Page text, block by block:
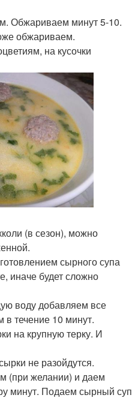
Обжариваем минут 5-10.
обжариваем.
на кусочки
(в сезон), можно
сырного супа
иначе будет сложно
воду добавляем все
течение 10 минут.
на крупную терку. И
не разойдутся.
(при желании) и даем
минут. Подаем сырный суп